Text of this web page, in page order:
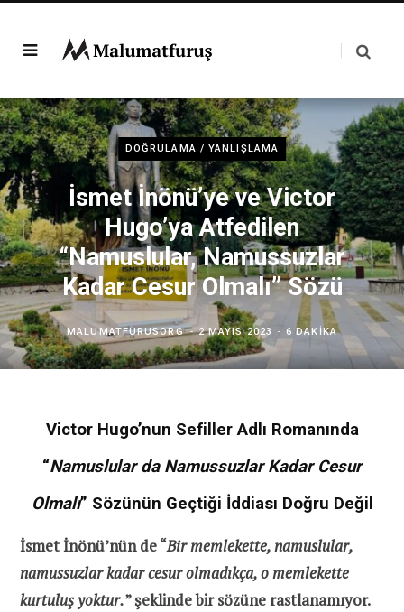
DOĞRULAMA / YANLIŞLAMA
İsmet İnönü’ye ve Victor
Hugo’ya Atfedilen
“Namuslular, Namussuzlar
Kadar Cesur Olmalı” Sözü
MALUMATFURUSORG 2 MAYIS 2023 6 DAKIKA
Victor Hugo’nun Sefiller Adlı Romanında
“Namuslular da Namussuzlar Kadar Cesur
Olmalı” Sözünün Geçtiği İddiası Doğru Değil
İsmet İnönü’nün de “Bir memlekette, namuslular,
namussuzlar kadar cesur olmadıkça, o memlekette
kurtuluş yoktur.” şeklinde bir sözüne rastlanamıyor.